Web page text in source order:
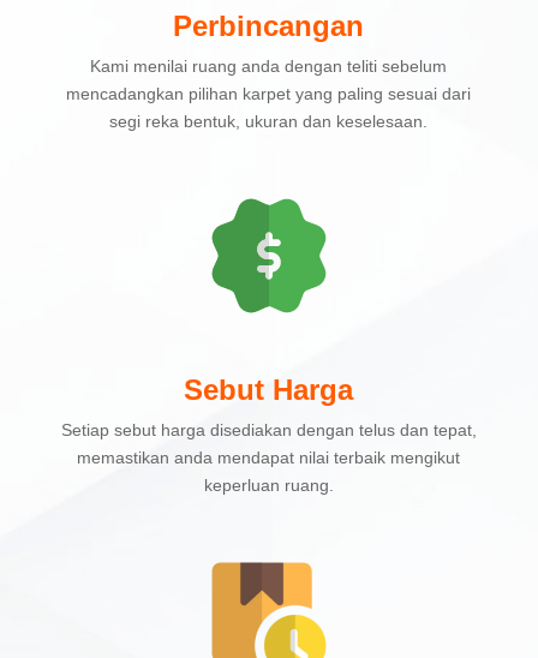
Perbincangan
Kami menilai ruang anda dengan teliti sebelum
mencadangkan pilihan karpet yang paling sesuai dari
segi reka bentuk, ukuran dan keselesaan.
Sebut Harga
Setiap sebut harga disediakan dengan telus dan tepat,
memastikan anda mendapat nilai terbaik mengikut
keperluan ruang.